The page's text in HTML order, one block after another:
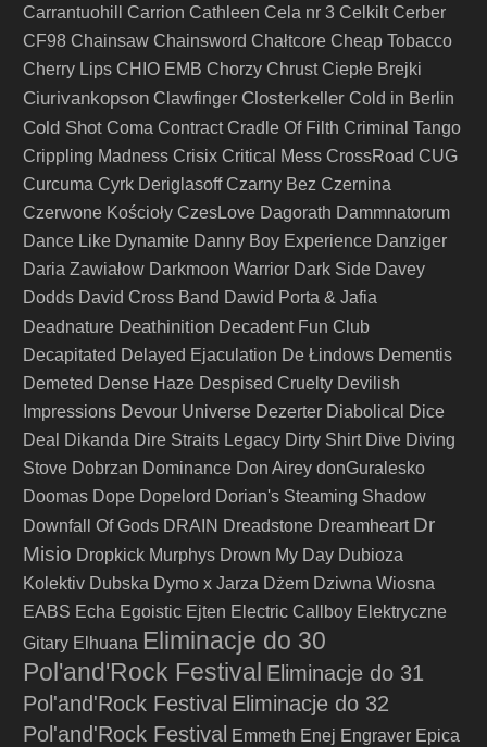
Carrantuohill
Carrion Cathleen Cela nr 3 Celkilt Cerber
CF98 Chainsaw Chainsword Chałtcore Cheap Tobacco
Cherry Lips CHIO EMB Chorzy Chrust Ciepłe Brejki
Ciurivankopson Clawfinger Closterkeller Cold in Berlin
Cold Shot Coma Contract Cradle Of Filth Criminal Tango
Crippling Madness Crisix Critical Mess CrossRoad CUG
Curcuma Cyrk Deriglasoff Czarny Bez Czernina
Czerwone Kościoły CzesLove Dagorath Dammnatorum
Dance Like Dynamite Danny Boy Experience Danziger
Daria Zawiałow Darkmoon Warrior Dark Side Davey
Dodds David Cross Band Dawid Porta & Jafia
Deadnature Deathinition Decadent Fun Club
Decapitated Delayed Ejaculation De Łindows Dementis
Demeted Dense Haze Despised Cruelty Devilish
Impressions Devour Universe Dezerter Diabolical
Dice
Deal
Dikanda Dire Straits Legacy Dirty Shirt Dive Diving
Stove Dobrzan Dominance Don Airey donGuralesko
Doomas Dope Dopelord Dorian's Steaming Shadow
Downfall Of Gods DRAIN Dreadstone Dreamheart Dr
Misio Dropkick Murphys Drown My Day Dubioza
Kolektiv Dubska Dymo x Jarza Dżem Dziwna Wiosna
EABS Echa Egoistic Ejten Electric Callboy Elektryczne
Gitary Elhuana Eliminacje do 30
Pol'and'Rock Festival Eliminacje do 31
Pol'and'Rock Festival Eliminacje do 32
Pol'and'Rock Festival Emmeth Enej Engraver Epica